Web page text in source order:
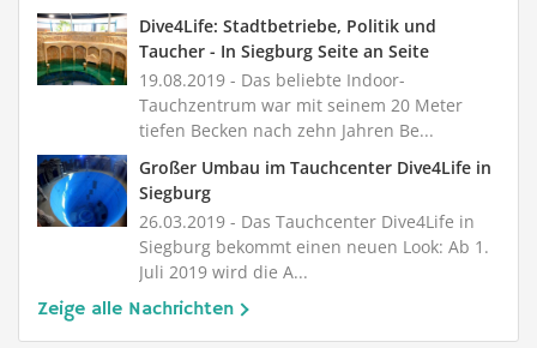
Dive4Life: Stadtbetriebe, Politik und
Taucher - In Siegburg Seite an Seite
19.08.2019 - Das beliebte Indoor-
Tauchzentrum war mit seinem 20 Meter
tiefen Becken nach zehn Jahren Be...
Großer Umbau im Tauchcenter Dive4Life in
Siegburg
26.03.2019 - Das Tauchcenter Dive4Life in
Siegburg bekommt einen neuen Look: Ab 1.
Juli 2019 wird die A...
Zeige alle Nachrichten